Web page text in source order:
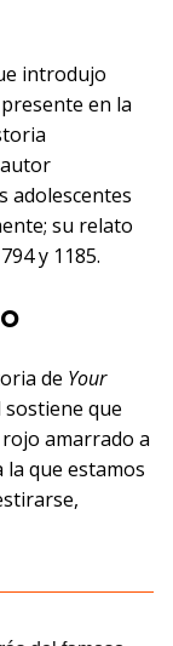
introdujo
en la
adolescentes
su relato
y 1185.
de Your
sostiene que
amarrado a
que estamos